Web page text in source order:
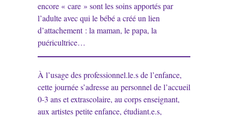
encore « care » sont les soins apportés par
l’adulte avec qui le bébé a créé un lien
d’attachement : la maman, le papa, la
puéricultrice…
À l’usage des professionnel.le.s de l’enfance,
cette journée s’adresse au personnel de l’accueil
0-3 ans et extrascolaire, au corps enseignant,
aux artistes petite enfance, étudiant.e.s,